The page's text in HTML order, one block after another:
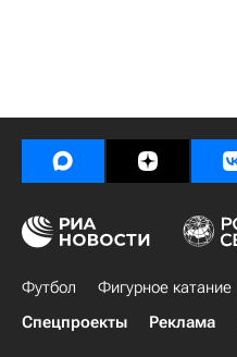
Футбол Фигурное катание
Спецпроекты
Реклама